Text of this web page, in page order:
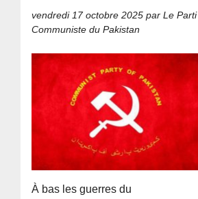
vendredi 17 octobre 2025 par Le Parti
Communiste du Pakistan
À bas les guerres du